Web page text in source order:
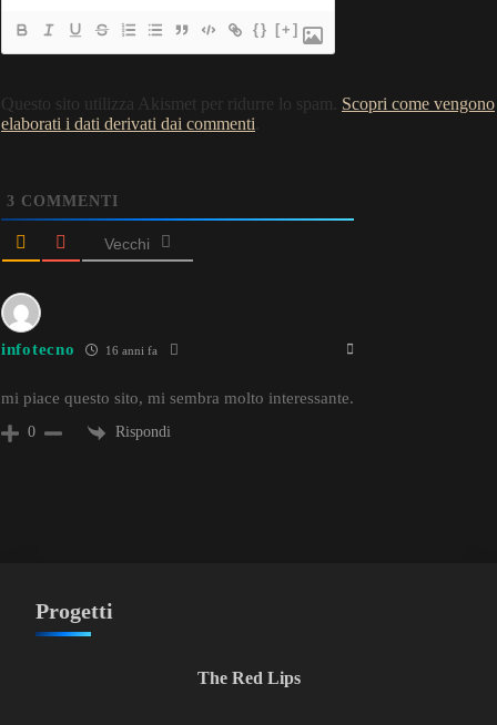
{} [+]
Questo sito utilizza Akismet per ridurre lo spam. Scopri come vengono
elaborati i dati derivati dai commenti
3 COMMENTI
Vecchi
infotecno 16 anni fa
mi piace questo sito, mi sembra molto interessante.
0 Rispondi
Progetti
The Red Lips